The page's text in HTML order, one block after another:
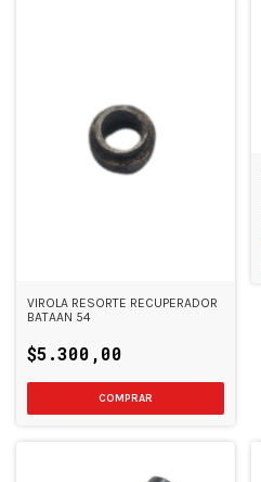
VIROLA RESORTE RECUPERADOR
BATAAN 54
$5.300,00